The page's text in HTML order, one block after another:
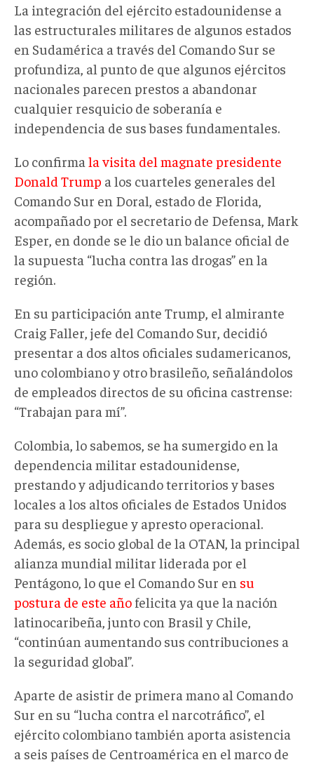
La integración del ejército estadounidense a
las estructurales militares de algunos estados
en Sudamérica a través del Comando Sur se
profundiza, al punto de que algunos ejércitos
nacionales parecen prestos a abandonar
cualquier resquicio de soberanía e
independencia de sus bases fundamentales.
Lo confirma la visita del magnate presidente
Donald Trump a los cuarteles generales del
Comando Sur en Doral, estado de Florida,
acompañado por el secretario de Defensa, Mark
Esper, en donde se le dio un balance oficial de
la supuesta “lucha contra las drogas” en la
región.
En su participación ante Trump, el almirante
Craig Faller, jefe del Comando Sur, decidió
presentar a dos altos oficiales sudamericanos,
uno colombiano y otro brasileño, señalándolos
de empleados directos de su oficina castrense:
“Trabajan para mí”.
Colombia, lo sabemos, se ha sumergido en la
dependencia militar estadounidense,
prestando y adjudicando territorios y bases
locales a los altos oficiales de Estados Unidos
para su despliegue y apresto operacional.
Además, es socio global de la OTAN, la principal
alianza mundial militar liderada por el
Pentágono, lo que el Comando Sur en su
postura de este año felicita ya que la nación
latinocaribeña, junto con Brasil y Chile,
“continúan aumentando sus contribuciones a
la seguridad global”.
Aparte de asistir de primera mano al Comando
Sur en su “lucha contra el narcotráfico”, el
ejército colombiano también aporta asistencia
a seis países de Centroamérica en el marco de